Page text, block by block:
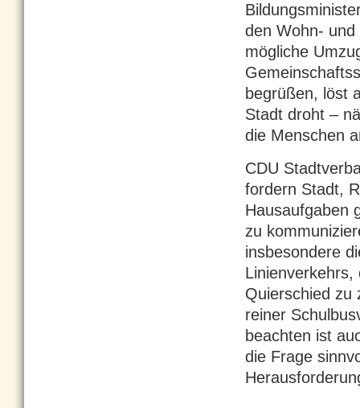
den Wohn-
mögliche
begrüßen, löst
Stadt droht –
die Menschen
CDU
fordern Stadt,
Hausaufgaben
zu
insbesondere
Linienverkehrs,
Quierschied zu
reiner
beachten ist
die Frage